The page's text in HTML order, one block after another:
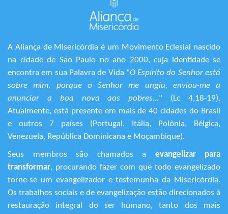
A Aliança de Misericórdia é um Movimento Eclesial nascido
na cidade de São Paulo no ano 2000, cuja identidade se
encontra em sua Palavra de Vida "O Espírito do Senhor está
sobre mim, porque o Senhor me ungiu, enviou-me a
anunciar a boa nova aos pobres..." (Lc 4,18-19).
Atualmente, está presente em mais de 40 cidades do Brasil
e outros 7 países (Portugal, Itália, Polônia, Bélgica,
Venezuela, República Dominicana e Moçambique).
Seus membros são chamados a evangelizar para
transformar, procurando fazer com que todo evangelizado
torne-se um evangelizador e testemunha da Misericórdia.
Os trabalhos sociais e de evangelização estão direcionados à
restauração integral do ser humano, tanto dos mais